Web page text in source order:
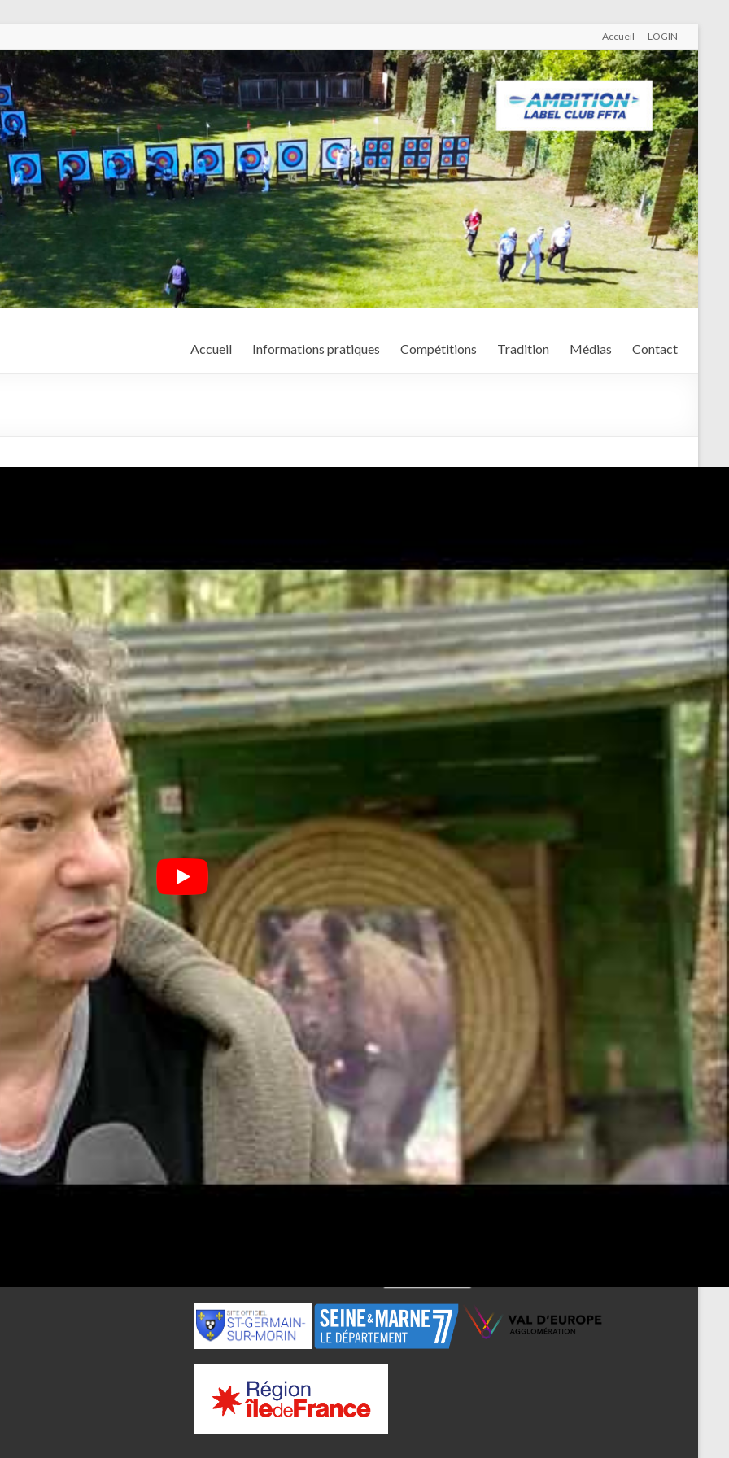
Accueil LOGIN
Accueil Informations pratiques Compétitions Tradition Médias Contact
de la discipline
en pelotons sur un parcours de 42 cibles. Celles-ci sont composées de blasons
dessins, de différentes tailles. Des zones de points donnent le score de chaque flèche
fonction des zones atteintes.
il existe 4 sortes de blasons :
Distances de tir : de 5m à 15m.
Distances de tir : de 15m à 25m.
Distances de tir : de 20m à 35m.
Distances de tir : de 30m à 40m.
d’une compétition de Tir nature
flèches. Les distances de tir vont de 5 à 40 m en fonction des catégories. Un pas
réservé aux jeunes (benjamins, minimes) et à ceux qui souhaitent découvrir la
à un tir Nature avec un de ces ars : classique nu, chasse, longbow, arc à poulies
Un classement individuel est établi ainsi qu’un classement par équipe comprenant
club.
2017 Discipline
(suite) Tir beursault →